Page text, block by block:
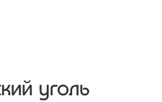
уголь